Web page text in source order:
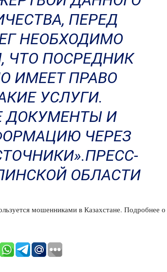
ПЕРЕД
НЕОБХОДИМО
ЧТО ПОСРЕДНИК
ИМЕЕТ ПРАВО
УСЛУГИ.
ДОКУМЕНТЫ И
ЧЕРЕЗ
ОБЛАСТИ
мошенниками в Казахстане. Подробнее о